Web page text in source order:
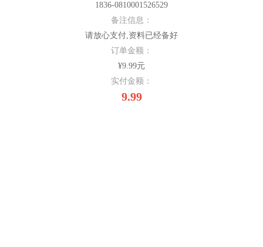
1836-0810001526529
备注信息：
请放心支付,资料已经备好
订单金额：
¥9.99元
实付金额：
9.99